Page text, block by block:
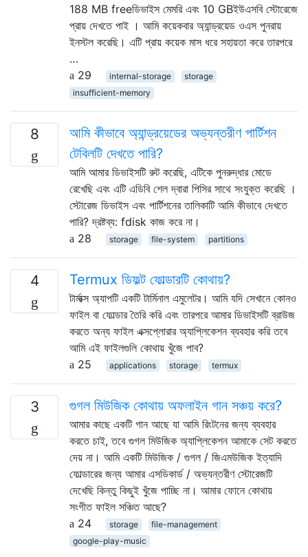
188 MB freeডিভাইস মেমরি এবং 10 GBইউএসবি স্টোরেজে
প্রায় দেখতে পাই । আমি কয়েকবার অ্যান্ড্রয়েড ওএস পুনরায়
ইনস্টল করেছি। এটি প্রায় কয়েক মাস ধরে সহায়তা করে তারপরে
…
29
internal-storage
storage
insufficient-memory
8
আমি কীভাবে অ্যান্ড্রয়েডের অভ্যন্তরীণ পার্টিশন
টেবিলটি দেখতে পারি?
আমি আমার ডিভাইসটি রুট করেছি, এটিকে পুনরুদ্ধার মোডে
রেখেছি এবং এটি এডিবি শেল দ্বারা পিসির সাথে সংযুক্ত করেছি ।
স্টোরেজ ডিভাইস এবং পার্টিশনের তালিকাটি আমি কীভাবে দেখতে
পারি? দ্রষ্টব্য: fdisk কাজ করে না।
28
storage file-system partitions
4 Termux ডিফল্ট ফোল্ডারটি কোথায়?
টার্মাক্স অ্যাপটি একটি টার্মিনাল এমুলেটর। আমি যদি সেখানে কোনও
ফাইল বা ফোল্ডার তৈরি করি এবং তারপরে আমার ডিভাইসটি ব্রাউজ
করতে অন্য ফাইল এক্সপ্লোরার অ্যাপ্লিকেশন ব্যবহার করি তবে
আমি এই ফাইলগুলি কোথায় খুঁজে পাব?
25
applications storage termux
3 গুগল মিউজিক কোথায় অফলাইন গান সঞ্চয় করে?
আমার কাছে একটি গান আছে যা আমি রিংটনের জন্য ব্যবহার
করতে চাই, তবে গুগল মিউজিক অ্যাপ্লিকেশন আমাকে সেট করতে
দেয় না। আমি একটি মিউজিক / গুগল / জিএমউজিক ইত্যাদি
ফোল্ডারের জন্য আমার এসডিকার্ড / অভ্যন্তরীণ স্টোরেজটি
দেখেছি কিন্তু কিছুই খুঁজে পাচ্ছি না। আমার ফোনে কোথায়
সংগীত ফাইল সঞ্চিত আছে?
24
storage
file-management
google-play-music